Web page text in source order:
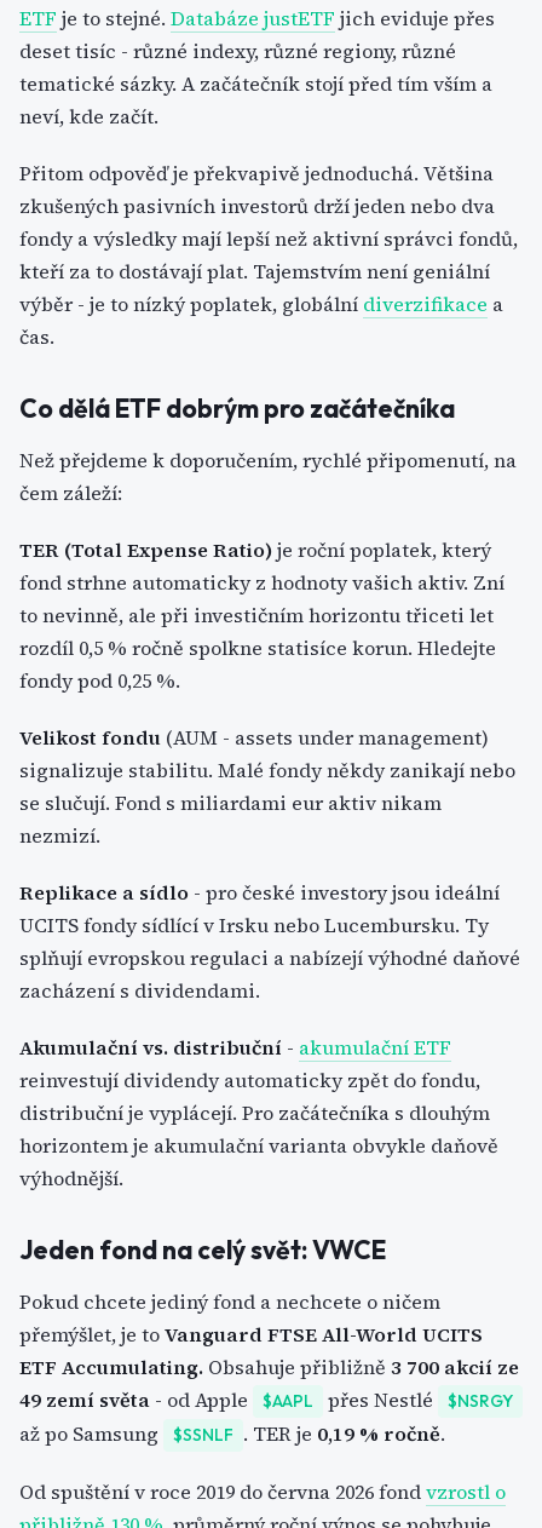
ETF je to stejné. Databáze justETF jich eviduje přes
deset tisíc - různé indexy, různé regiony, různé
tematické sázky. A začátečník stojí před tím vším a
neví, kde začít.
Přitom odpověď je překvapivě jednoduchá. Většina
zkušených pasivních investorů drží jeden nebo dva
fondy a výsledky mají lepší než aktivní správci fondů,
kteří za to dostávají plat. Tajemstvím není geniální
výběr - je to nízký poplatek, globální diverzifikace a
čas.
Co dělá ETF dobrým pro začátečníka
Než přejdeme k doporučením, rychlé připomenutí, na
čem záleží:
TER (Total Expense Ratio)je roční poplatek, který
fond strhne automaticky z hodnoty vašich aktiv. Zní
to nevinně, ale při investičním horizontu třiceti let
rozdíl 0,5 % ročně spolkne statisíce korun. Hledejte
fondy pod 0,25 %.
Velikost fondu (AUM - assets under management)
signalizuje stabilitu. Malé fondy někdy zanikají nebo
se slučují. Fond s miliardami eur aktiv nikam
nezmizí.
Replikace a sídlo - pro české investory jsou ideální
UCITS fondy sídlící v Irsku nebo Lucembursku. Ty
splňují evropskou regulaci a nabízejí výhodné daňové
zacházení s dividendami.
Akumulační vs. distribuční - akumulační ETF
reinvestují dividendy automaticky zpět do fondu,
distribuční je vyplácejí. Pro začátečníka s dlouhým
horizontem je akumulační varianta obvykle daňově
výhodnější.
Jeden fond na celý svět: VWCE
Pokud chcete jediný fond a nechcete o ničem
přemýšlet, je toVanguard FTSE All-World UCITS
ETF Accumulating. Obsahuje přibližně 3 700 akcií ze
49 zemí světa - od Apple $AAPL přes Nestlé $NSRGY
až po Samsung $SSNLF . TER je 0,19 % ročně.
Od spuštění v roce 2019 do června 2026 fondvzrostl o